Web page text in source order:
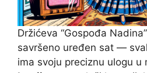
Držićeva “Gospođa
savršeno uređen sat —
ima svoju preciznu ulogu u